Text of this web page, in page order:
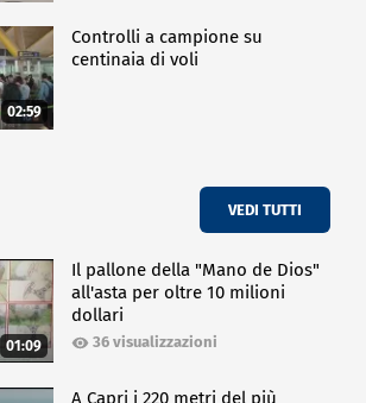
02:59
Controlli a campione su
centinaia di voli
VEDI TUTTI
01:09
Il pallone della "Mano de Dios"
all'asta per oltre 10 milioni
dollari
36 visualizzazioni
A Capri i 220 metri del più